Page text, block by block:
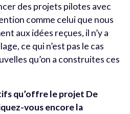
des projets pilotes avec
comme celui que nous
aux idées reçues, il n’y a
ce qui n’est pas le cas
qu’on a construites ces
qu’offre le projet De
vous encore la